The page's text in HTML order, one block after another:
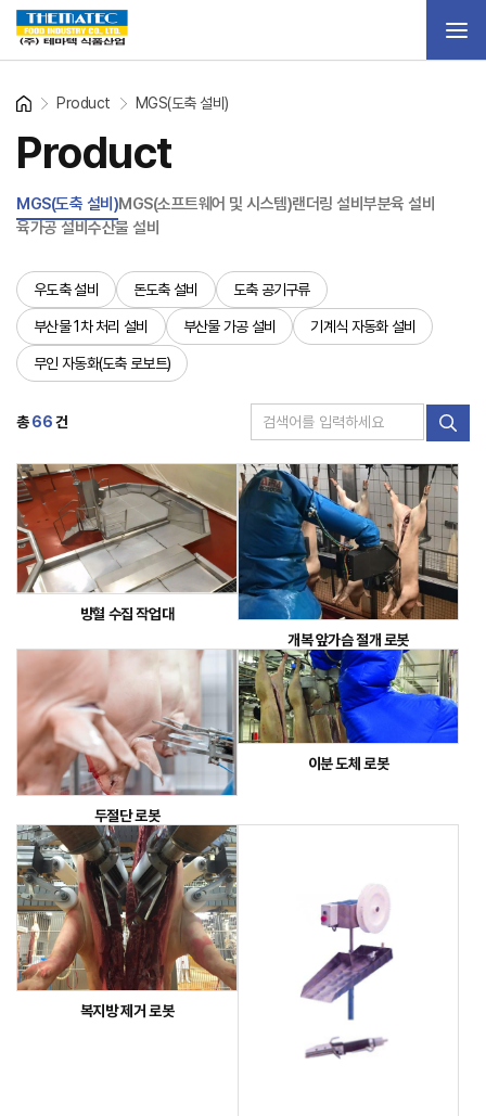
Product MGS(도축 설비)
Product
MGS(도축 설비)MGS(소프트웨어 및 시스템)랜더링 설비 부분육 설비
육가공 설비 수산물 설비
우도축 설비 돈도축 설비 도축 공기구류
부산물 1차 처리 설비 부산물 가공 설비 기계식 자동화 설비
무인 자동화(도축 로보트)
총66건
방혈 수집 작업대
개복 앞가슴 절개 로봇
두절단 로봇
이분 도체 로봇
복지방 제거 로봇